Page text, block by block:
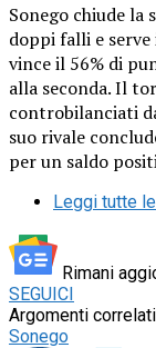
Sonego chiude la
doppi falli e
vince il 56% di
alla seconda. Il
controbilanciati
suo rivale
per un saldo
Leggi tutte
Rimani
SEGUICI
Argomenti
Sonego